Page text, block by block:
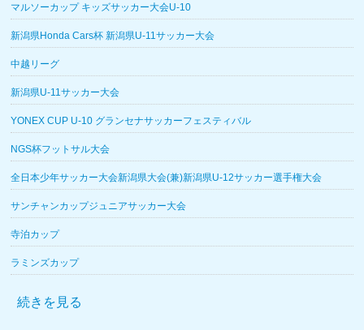
マルソーカップ キッズサッカー大会U-10
新潟県Honda Cars杯 新潟県U-11サッカー大会
中越リーグ
新潟県U-11サッカー大会
YONEX CUP U-10 グランセナサッカーフェスティバル
NGS杯フットサル大会
全日本少年サッカー大会新潟県大会(兼)新潟県U-12サッカー選手権大会
サンチャンカップジュニアサッカー大会
寺泊カップ
ラミンズカップ
続きを見る